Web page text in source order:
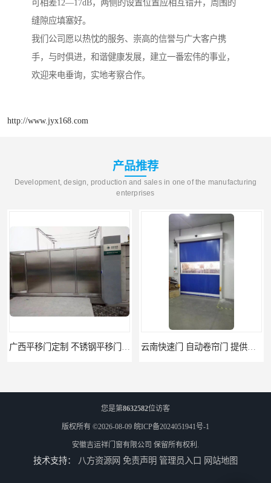
可相差12—17dB，两侧的设置位置应相互错开，周围的
缝隙应填塞好。
我们公司愿以热忱的服务、崇高的信誉与广大客户携
手，与时俱进，和谐健康发展，建立一番宏伟的事业，
欢迎来电垂询，实地考察合作。
http://www.jyx168.com
产品推荐
Development, design, production and sales in one of the manufacturing
enterprises
您是第8632582位访客
版权所有 ©2026-08-09 皖ICP备2024051941号-1
安徽吉运祥门窗有限公司 保留所有权利.
技术支持： 八方资源网 免责声明 管理员入口 网站地图